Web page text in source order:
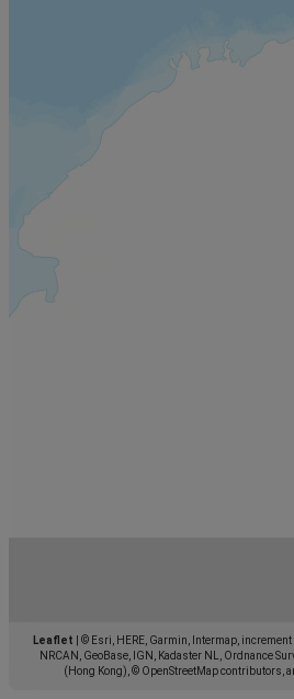
Leaflet
© Esri, HERE, Garmin, Intermap, increment
NRCAN, GeoBase, IGN, Kadaster NL, Ordnance
(Hong Kong), © OpenStreetMap contributors,